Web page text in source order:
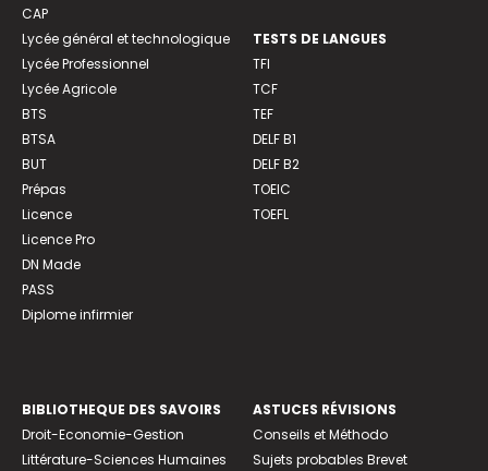
CAP
Lycée général et technologique
Lycée Professionnel
Lycée Agricole
BTS
BTSA
BUT
Prépas
Licence
Licence Pro
DN Made
PASS
Diplome infirmier
TESTS DE LANGUES
TFI
TCF
TEF
DELF B1
DELF B2
TOEIC
TOEFL
BIBLIOTHEQUE DES SAVOIRS
Droit-Economie-Gestion
Littérature-Sciences Humaines
ASTUCES RÉVISIONS
Conseils et Méthodo
Sujets probables Brevet